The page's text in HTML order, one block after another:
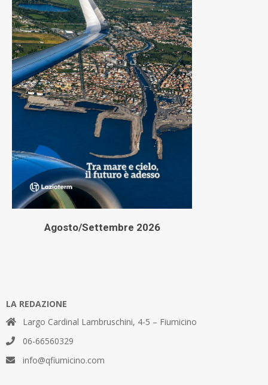
Agosto/Settembre 2026
LA REDAZIONE
Largo Cardinal Lambruschini, 4-5 – Fiumicino
06-66560329
info@qfiumicino.com